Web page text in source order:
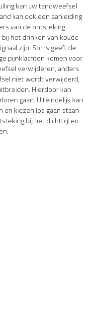
kan uw tandweefsel
kan ook een aanleiding
van de ontsteking.
het drinken van koude
zijn. Soms geeft de
pijnklachten komen voor.
verwijderen, anders
niet wordt verwijderd,
Hierdoor kan
gaan. Uiteindelijk kan
kiezen los gaan staan
bij het dichtbijten.